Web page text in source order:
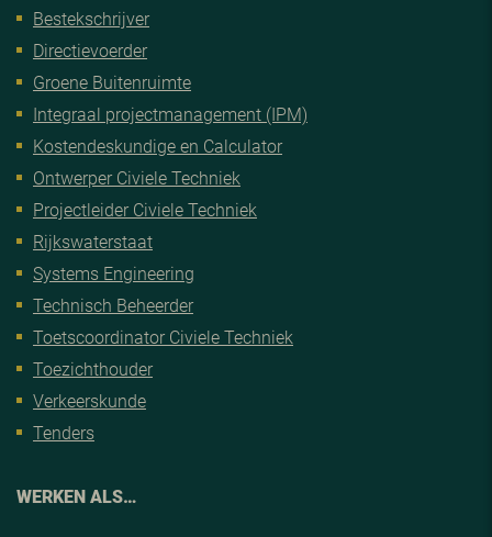
Bestekschrijver
Directievoerder
Groene Buitenruimte
Integraal projectmanagement (IPM)
Kostendeskundige en Calculator
Ontwerper Civiele Techniek
Projectleider Civiele Techniek
Rijkswaterstaat
Systems Engineering
Technisch Beheerder
Toetscoordinator Civiele Techniek
Toezichthouder
Verkeerskunde
Tenders
WERKEN ALS…